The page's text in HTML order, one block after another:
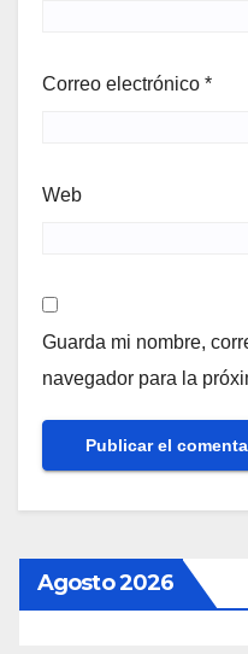
Correo electrónico *
Web
Guarda mi nombre,
navegador para la
Agosto 2026